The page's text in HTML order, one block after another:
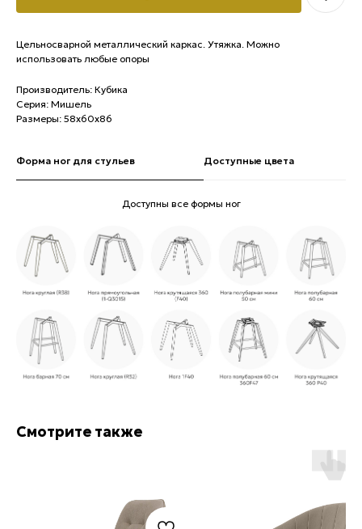
Цельносварной металлический каркас. Утяжка. Можно
использовать любые опоры
Производитель: Кубика
Серия: Мишель
Размеры: 58х60х86
Форма ног для стульев Доступные цвета
Доступны все формы ног
Смотрите также